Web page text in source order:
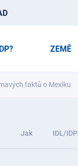
ZEMĚ
faktů o Mexiku
Jak IDL/IDP